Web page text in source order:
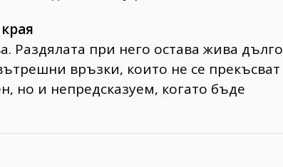
Раздялата при него остава жива дълго
връзки, които не се прекъсват
но и непредсказуем, когато бъде